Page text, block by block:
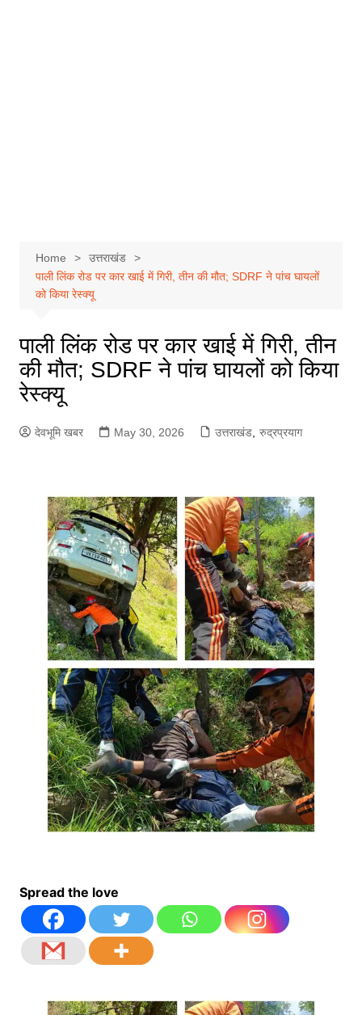
Home
उत्तराखंड
पाली लिंक रोड पर कार खाई में गिरी, तीन की मौत; SDRF ने पांच घायलों
को किया रेस्क्यू
पाली लिंक रोड पर कार खाई में गिरी, तीन
की मौत; SDRF ने पांच घायलों को किया
रेस्क्यू
देवभूमि खबर May 30, 2026 उत्तराखंड, रुद्रप्रयाग
Spread the love